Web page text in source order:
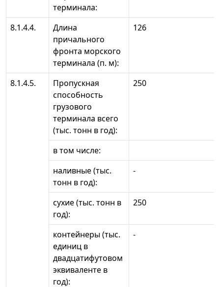
терминала:
8.1.4.4.
Длина
причального
фронта морского
терминала (п. м):
126
8.1.4.5.
Пропускная
способность
грузового
терминала всего
(тыс. тонн в год):
250
в том числе:
наливные (тыс.
тонн в год):
-
сухие (тыс. тонн в
год):
250
контейнеры (тыс.
единиц в
двадцатифутовом
эквиваленте в
год):
-